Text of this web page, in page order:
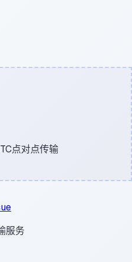
点对点传输
服务